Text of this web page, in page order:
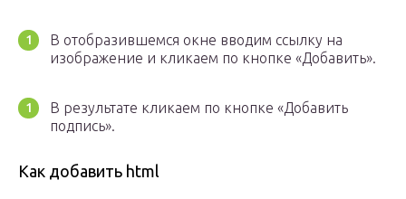
В отобразившемся окне вводим ссылку на
изображение и кликаем по кнопке «Добавить».
В результате кликаем по кнопке «Добавить
подпись».
Как добавить html